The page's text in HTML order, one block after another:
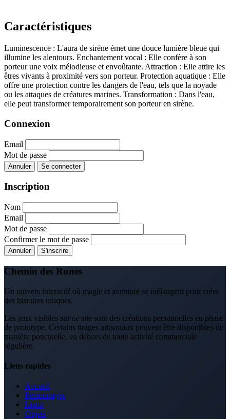
Caractéristiques
Luminescence : L'aura de sirène émet une douce lumière bleue qui
illumine les alentours. Enchantement vocal : Elle confère à son
porteur une voix mélodieuse et envoûtante. Attraction : Elle attire les
êtres vivants à proximité vers son porteur. Protection aquatique : Elle
offre une protection contre les dangers de l'eau, tels que la noyade
ou les attaques de créatures marines. Transformation : Dans l'eau,
elle peut transformer temporairement son porteur en sirène.
Connexion
Email
Mot de passe
Annuler Se connecter
Inscription
Nom
Email
Mot de passe
Confirmer le mot de passe
Annuler S'inscrire
Chemin des Runes
Un univers interactif où magie et aventure se mélangent pour créer
des histoires uniques.
Les jeux visibles sur ce site sont des créations personnelles en phase
de prototype. Certains tirages artisanaux peuvent être disponibles de
manière ponctuelle, en dehors de toute activité commerciale
régulière.
Liens rapides
Accueil
Personnages
Lieux
Objets